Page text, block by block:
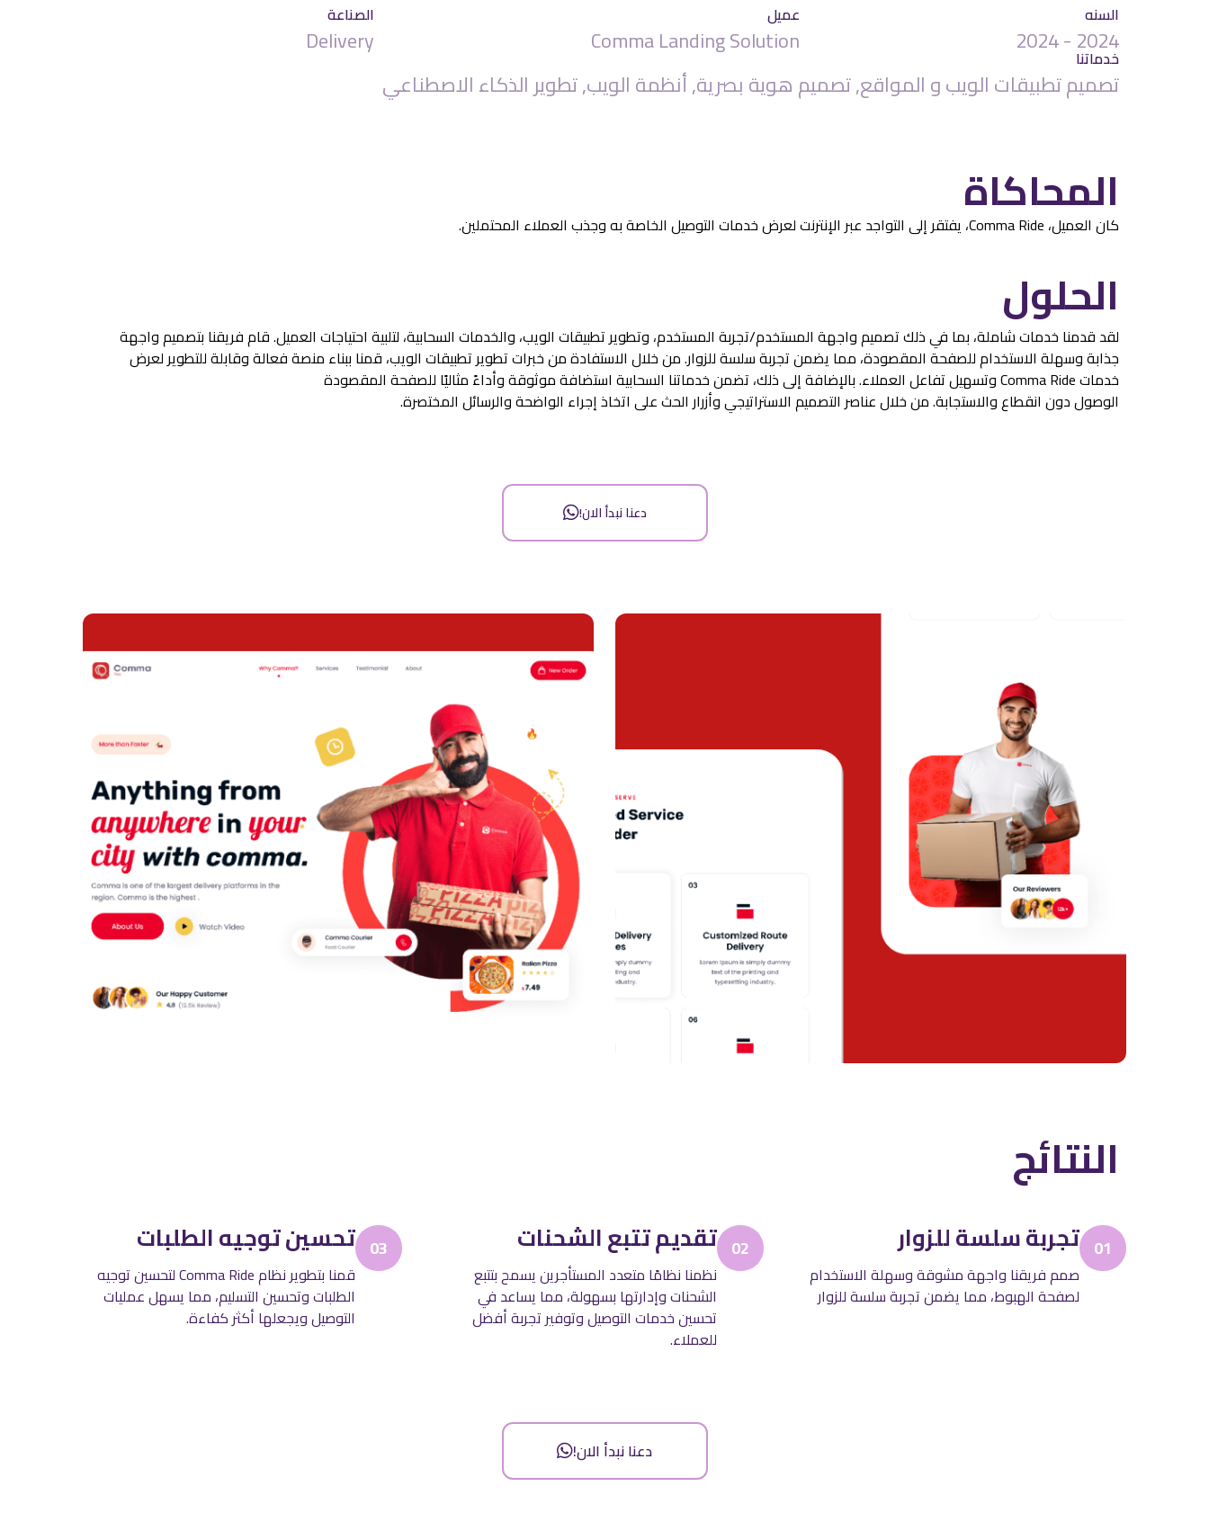
السنه
2024 - 2024
عميل
Comma Landing Solution
الصناعة
Delivery خدماتنا
تصميم تطبيقات الويب و المواقع, تصميم هوية بصرية, أنظمة الويب, تطوير الذكاء الاصطناعي
المحاكاة
كان العميل، Comma Ride، يفتقر إلى التواجد عبر الإنترنت لعرض خدمات التوصيل الخاصة به وجذب العملاء المحتملين.
الحلول
لقد قدمنا خدمات شاملة، بما في ذلك تصميم واجهة المستخدم/تجربة المستخدم، وتطوير تطبيقات الويب، والخدمات السحابية، لتلبية احتياجات العميل. قام فريقنا بتصميم واجهة
جذابة وسهلة الاستخدام للصفحة المقصودة، مما يضمن تجربة سلسة للزوار. من خلال الاستفادة من خبرات تطوير تطبيقات الويب، قمنا ببناء منصة فعالة وقابلة للتطوير لعرض
خدمات Comma Ride وتسهيل تفاعل العملاء. بالإضافة إلى ذلك، تضمن خدماتنا السحابية استضافة موثوقة وأداءً مثاليًا للصفحة المقصودة
الوصول دون انقطاع والاستجابة. من خلال عناصر التصميم الاستراتيجي وأزرار الحث على اتخاذ إجراء الواضحة والرسائل المختصرة.
دعنا نبدأ الان!
النتائج
01 تجربة سلسة للزوار
صمم فريقنا واجهة مشوقة وسهلة الاستخدام
لصفحة الهبوط، مما يضمن تجربة سلسة للزوار
02 تقديم تتبع الشحنات
نظمنا نظامًا متعدد المستأجرين يسمح بتتبع
الشحنات وإدارتها بسهولة، مما يساعد في
تحسين خدمات التوصيل وتوفير تجربة أفضل
للعملاء.
03 تحسين توجيه الطلبات
قمنا بتطوير نظام Comma Ride لتحسين توجيه
الطلبات وتحسين التسليم، مما يسهل عمليات
التوصيل ويجعلها أكثر كفاءة.
دعنا نبدأ الان!